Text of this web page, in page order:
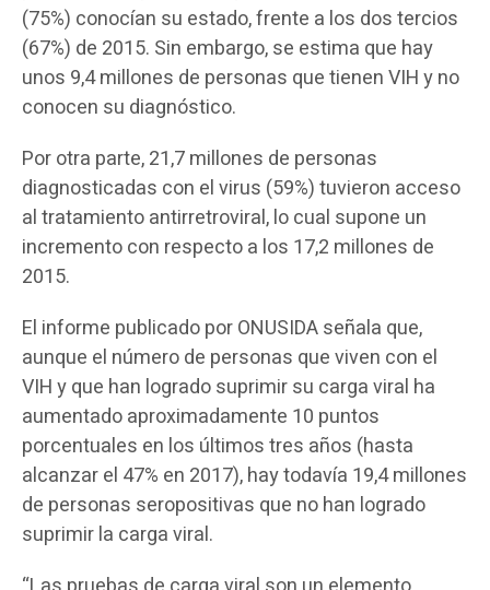
(75%) conocían su estado, frente a los dos tercios
(67%) de 2015. Sin embargo, se estima que hay
unos 9,4 millones de personas que tienen VIH y no
conocen su diagnóstico.
Por otra parte, 21,7 millones de personas
diagnosticadas con el virus (59%) tuvieron acceso
al tratamiento antirretroviral, lo cual supone un
incremento con respecto a los 17,2 millones de
2015.
El informe publicado por ONUSIDA señala que,
aunque el número de personas que viven con el
VIH y que han logrado suprimir su carga viral ha
aumentado aproximadamente 10 puntos
porcentuales en los últimos tres años (hasta
alcanzar el 47% en 2017), hay todavía 19,4 millones
de personas seropositivas que no han logrado
suprimir la carga viral.